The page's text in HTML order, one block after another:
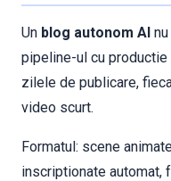
Un blog autonom AI
pipeline-ul cu productie
zilele de publicare,
video scurt.
Formatul: scene
inscriptionate automat,